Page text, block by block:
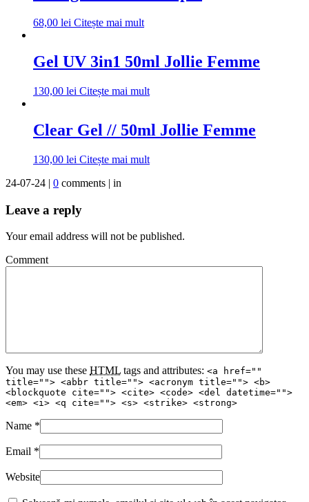
68,00 lei Citește mai mult
Gel UV 3in1 50ml Jollie Femme
130,00 lei Citește mai mult
Clear Gel // 50ml Jollie Femme
130,00 lei Citește mai mult
24-07-24 | 0 comments | in
Leave a reply
Your email address will not be published.
Comment
You may use these HTML tags and attributes: <a href=""
title=""> <abbr title=""> <acronym title=""> <b>
<blockquote cite=""> <cite> <code> <del datetime="">
<em> <i> <q cite=""> <s> <strike> <strong>
Name *
Email *
Website